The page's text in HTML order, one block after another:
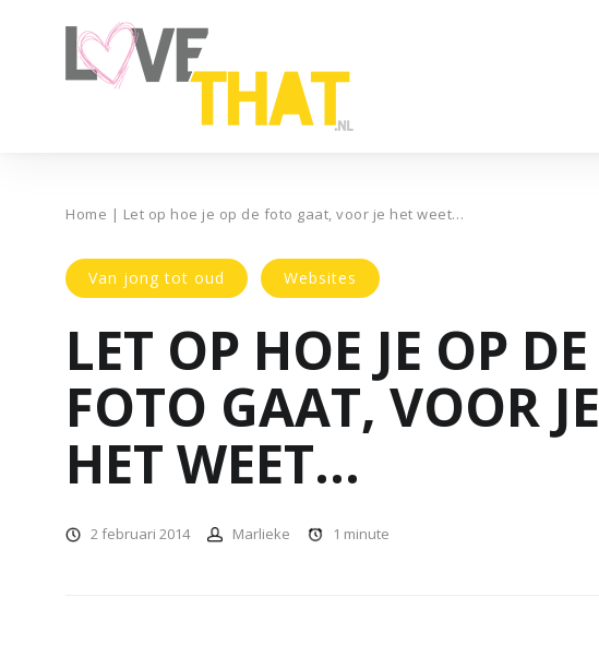
Home | Let op hoe je op de foto gaat, voor je het weet…
Van jong tot oud Websites
LET OP HOE JE OP DE
FOTO GAAT, VOOR JE
HET WEET…
2 februari 2014 Marlieke 1 minute